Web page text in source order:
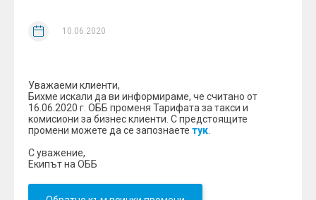
10.06.2020
Уважаеми клиенти,
Бихме искали да ви информираме, че считано от
16.06.2020 г. ОББ променя Тарифата за такси и
комисиони за бизнес клиенти. С предстоящите
промени можете да се запознаете тук
С уважение,
Екипът на ОББ